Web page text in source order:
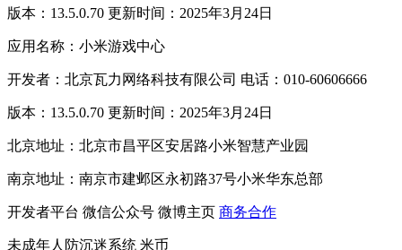
版本：13.5.0.70 更新时间：2025年3月24日
应用名称：小米游戏中心
开发者：北京瓦力网络科技有限公司 电话：010-60606666
版本：13.5.0.70 更新时间：2025年3月24日
北京地址：北京市昌平区安居路小米智慧产业园
南京地址：南京市建邺区永初路37号小米华东总部
开发者平台 微信公众号 微博主页 商务合作
未成年人防沉迷系统 米币